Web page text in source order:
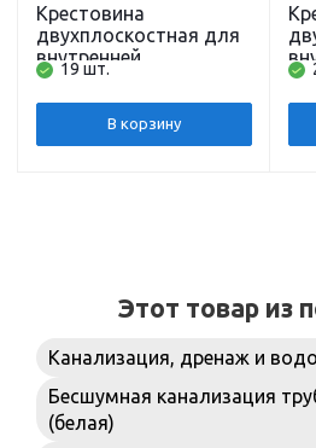
Крестовина
двухплоскостная для
внутренней
канализации ПП
110х110х110/87
бесшумная Политэк
19 шт.
В корзину
Этот товар из
Канализация, дренаж и
Бесшумная канализация
(белая)